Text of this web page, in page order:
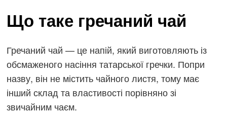
Що таке гречаний чай
Гречаний чай — це напій, який виготовляють із
обсмаженого насіння татарської гречки. Попри
назву, він не містить чайного листя, тому має
інший склад та властивості порівняно зі
звичайним чаєм.